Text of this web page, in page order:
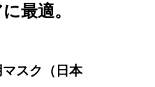
最適。
スク（日本